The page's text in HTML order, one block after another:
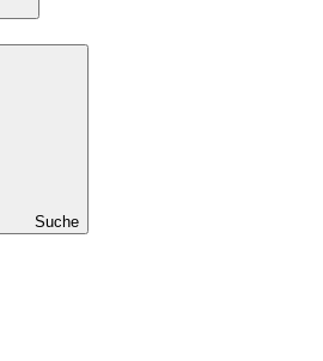
Suche